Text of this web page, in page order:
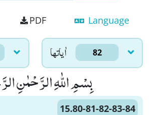
PDF Language
اٰياتها 82
بِسْمِ اللّٰهِ الرَّحْمٰنِ
15.80-81-82-83-84